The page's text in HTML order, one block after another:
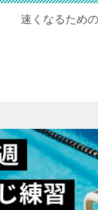
速くなるため